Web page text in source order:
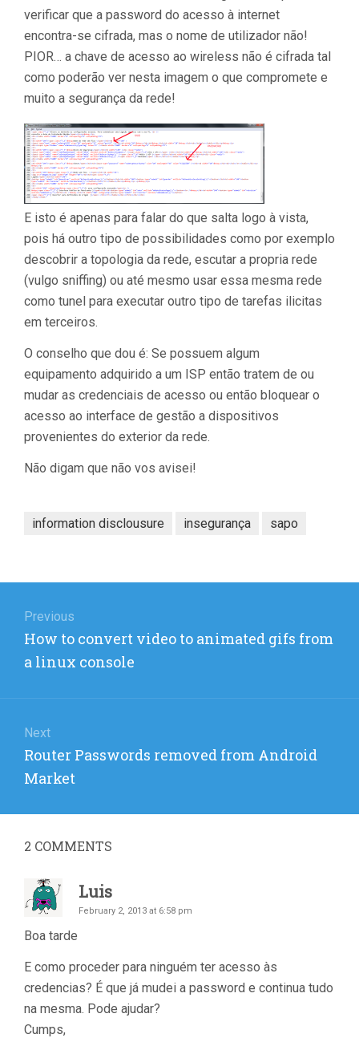
verificar que a password do acesso à internet
encontra-se cifrada, mas o nome de utilizador não!
PIOR… a chave de acesso ao wireless não é cifrada tal
como poderão ver nesta imagem o que compromete e
muito a segurança da rede!
E isto é apenas para falar do que salta logo à vista,
pois há outro tipo de possibilidades como por exemplo
descobrir a topologia da rede, escutar a propria rede
(vulgo sniffing) ou até mesmo usar essa mesma rede
como tunel para executar outro tipo de tarefas ilicitas
em terceiros.
O conselho que dou é: Se possuem algum
equipamento adquirido a um ISP então tratem de ou
mudar as credenciais de acesso ou então bloquear o
acesso ao interface de gestão a dispositivos
provenientes do exterior da rede.
Não digam que não vos avisei!
information disclousure insegurança sapo
navigation
Previous
Previous
post:
How to convert video to animated gifs from
a linux console
Next
Next
post:
Router Passwords removed from Android
Market
2 COMMENTS
Luis
February 2, 2013 at 6:58 pm
Boa tarde
E como proceder para ninguém ter acesso às
credencias? É que já mudei a password e continua tudo
na mesma. Pode ajudar?
Cumps,